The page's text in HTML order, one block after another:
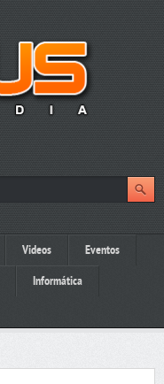
Videos Eventos
Informática